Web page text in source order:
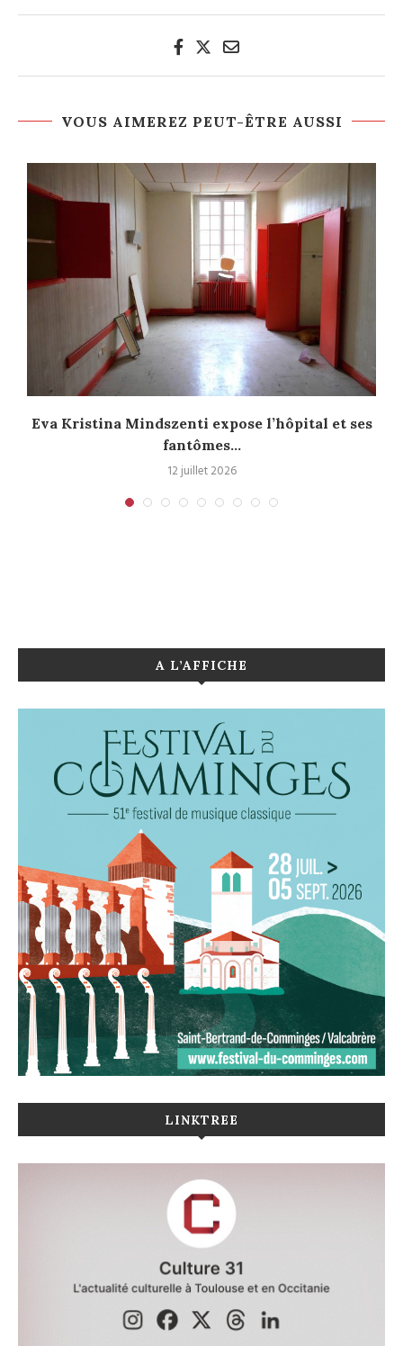
VOUS AIMEREZ PEUT-ÊTRE AUSSI
Eva Kristina Mindszenti expose l’hôpital et ses
fantômes...
12 juillet 2026
A L’AFFICHE
LINKTREE